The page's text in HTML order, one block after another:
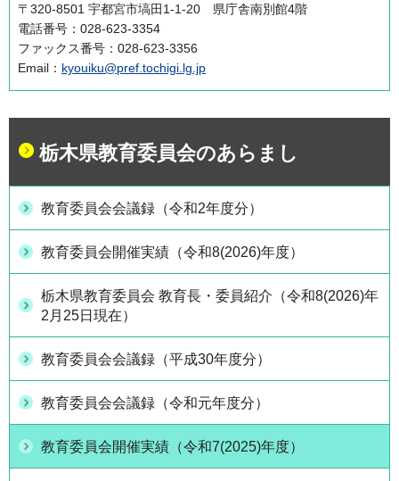
〒320-8501 宇都宮市塙田1-1-20 県庁舎南別館4階
電話番号：028-623-3354
ファックス番号：028-623-3356
Email： kyouiku@pref.tochigi.lg.jp
栃木県教育委員会のあらまし
教育委員会会議録（令和2年度分）
教育委員会開催実績（令和8(2026)年度）
栃木県教育委員会 教育長・委員紹介（令和8(2026)年
2月25日現在）
教育委員会会議録（平成30年度分）
教育委員会会議録（令和元年度分）
教育委員会開催実績（令和7(2025)年度）